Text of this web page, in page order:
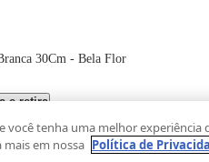
30Cm - Bela Flor
e retira
Preços e condições de
são meramente ilustrativas.
Narchi, nº 1650, sobreloja,
você tenha uma melhor experiência
mais em nossa Política de